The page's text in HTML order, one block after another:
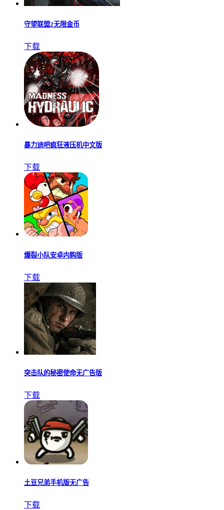
守望联盟2无限金币
下载
暴力迪吧疯狂液压机中文版
下载
爆裂小队安卓内购版
下载
突击队的秘密使命无广告版
下载
土豆兄弟手机版无广告
下载